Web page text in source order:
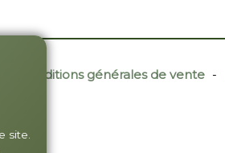
Conditions générales de vente -
site.